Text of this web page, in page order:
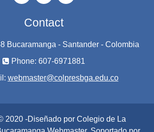
Contact
Bucaramanga - Santander - Colombia
Phone: 607-6971881
webmaster@colpresbga.edu.co
2020 -Diseñado por Colegio de La